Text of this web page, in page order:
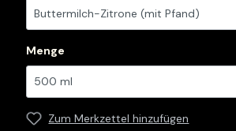
Menge
Zum Merkzettel hinzufügen